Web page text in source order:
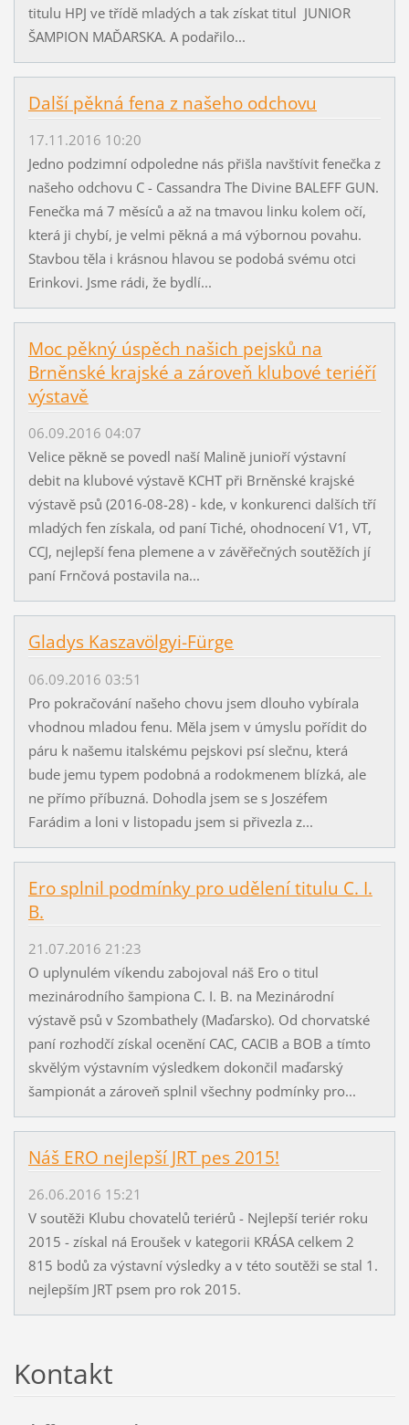
titulu HPJ ve třídě mladých a tak získat titul JUNIOR
ŠAMPION MAĎARSKA. A podařilo...
Další pěkná fena z našeho odchovu
17.11.2016 10:20
Jedno podzimní odpoledne nás přišla navštívit fenečka z
našeho odchovu C - Cassandra The Divine BALEFF GUN.
Fenečka má 7 měsíců a až na tmavou linku kolem očí,
která ji chybí, je velmi pěkná a má výbornou povahu.
Stavbou těla i krásnou hlavou se podobá svému otci
Erinkovi. Jsme rádi, že bydlí...
Moc pěkný úspěch našich pejsků na
Brněnské krajské a zároveň klubové teriéří
výstavě
06.09.2016 04:07
Velice pěkně se povedl naší Malině junioří výstavní
debit na klubové výstavě KCHT při Brněnské krajské
výstavě psů (2016-08-28) - kde, v konkurenci dalších tří
mladých fen získala, od paní Tiché, ohodnocení V1, VT,
CCJ, nejlepší fena plemene a v závěřečných soutěžích jí
paní Frnčová postavila na...
Gladys Kaszavölgyi-Fürge
06.09.2016 03:51
Pro pokračování našeho chovu jsem dlouho vybírala
vhodnou mladou fenu. Měla jsem v úmyslu pořídit do
páru k našemu italskému pejskovi psí slečnu, která
bude jemu typem podobná a rodokmenem blízká, ale
ne přímo příbuzná. Dohodla jsem se s Joszéfem
Farádim a loni v listopadu jsem si přivezla z...
Ero splnil podmínky pro udělení titulu C. I.
B.
21.07.2016 21:23
O uplynulém víkendu zabojoval náš Ero o titul
mezinárodního šampiona C. I. B. na Mezinárodní
výstavě psů v Szombathely (Maďarsko). Od chorvatské
paní rozhodčí získal ocenění CAC, CACIB a BOB a tímto
skvělým výstavním výsledkem dokončil maďarský
šampionát a zároveň splnil všechny podmínky pro...
Náš ERO nejlepší JRT pes 2015!
26.06.2016 15:21
V soutěži Klubu chovatelů teriérů - Nejlepší teriér roku
2015 - získal ná Eroušek v kategorii KRÁSA celkem 2
815 bodů za výstavní výsledky a v této soutěži se stal 1.
nejlepším JRT psem pro rok 2015.
Kontakt